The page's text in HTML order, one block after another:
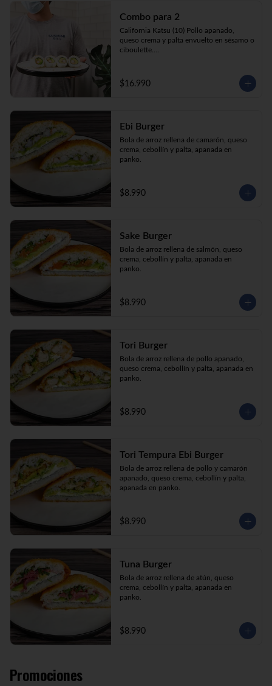
queso crema y palta envuelto en sésamo o
ciboulette.
Gyosas a elección (5u) + Bebida 1.5lt a
elección
**Imagen Referencial**
Combo para 2
California Katsu (10) Pollo apanado,
queso crema y palta envuelto en sésamo o
ciboulette.
en palta.
Gyosas a elección  (5u)  + 2 bebidas
**Imagen Referencial**
$16.990
Ebi Burger
Bola de arroz rellena de camarón, queso
crema, cebollín y palta, apanada en
panko.
$8.990
Sake Burger
Bola de arroz rellena de salmón, queso
crema, cebollín y palta, apanada en
panko.
$8.990
Tori Burger
Bola de arroz rellena de pollo apanado,
queso crema, cebollín y palta, apanada en
panko.
$8.990
Tori Tempura Ebi Burger
Bola de arroz rellena de pollo y camarón
apanado, queso crema, cebollín y palta,
apanada en panko.
$8.990
Tuna Burger
Bola de arroz rellena de atún, queso
crema, cebollín y palta, apanada en
panko.
$8.990
Promociones